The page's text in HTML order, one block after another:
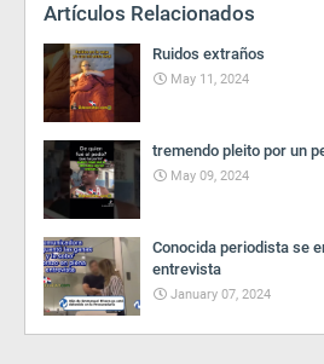
Artículos Relacionados
Ruidos extraños
May 11, 2024
tremendo pleito por un
May 09, 2024
Conocida periodista se
entrevista
January 07, 2024